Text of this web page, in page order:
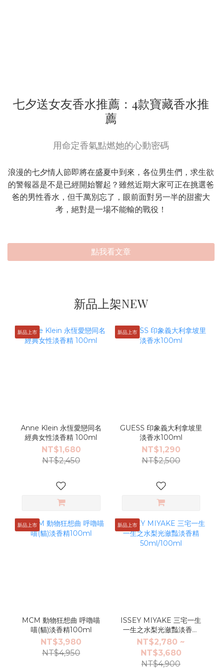
七夕送女友香水推薦：4款寶藏香水推
薦
用命定香氣點燃她的心動密碼
浪漫的七夕情人節即將在盛夏中到來，各位男生們，求生欲
的警報器是不是已經開始響起？雖然近期大家可正在挑選爸
爸的男性香水，但千萬別忘了，眼前面對另一半的甜蜜大
考，絕對是一場不能輸的戰役！
點我看文章
新品上架NEW
新品上市
Anne Klein 永恆愛戀同名
經典女性淡香精 100ml
NT$1,680
NT$2,450
新品上市
GUESS 印象義大利拿坡里
淡香水100ml
NT$1,290
NT$2,500
新品上市
MCM 動物狂想曲 呼嚕喵
喵(貓)淡香精100ml
NT$3,980
NT$4,950
新品上市
ISSEY MIYAKE 三宅一生
一生之水梨光瀲豔淡香精
50ml/100ml
NT$2,780 ~
NT$3,680
NT$4,900